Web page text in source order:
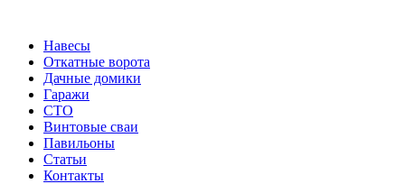
содержимому
Навесы
Откатные ворота
Дачные домики
Гаражи
СТО
Винтовые сваи
Павильоны
Статьи
Контакты